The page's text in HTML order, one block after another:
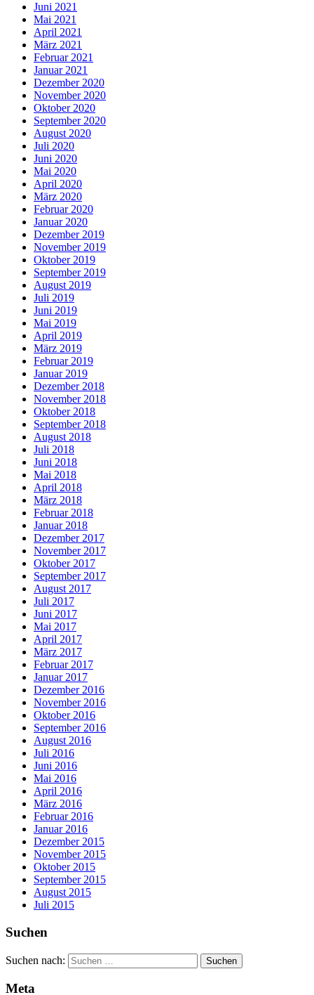
Juni 2021
Mai 2021
April 2021
März 2021
Februar 2021
Januar 2021
Dezember 2020
November 2020
Oktober 2020
September 2020
August 2020
Juli 2020
Juni 2020
Mai 2020
April 2020
März 2020
Februar 2020
Januar 2020
Dezember 2019
November 2019
Oktober 2019
September 2019
August 2019
Juli 2019
Juni 2019
Mai 2019
April 2019
März 2019
Februar 2019
Januar 2019
Dezember 2018
November 2018
Oktober 2018
September 2018
August 2018
Juli 2018
Juni 2018
Mai 2018
April 2018
März 2018
Februar 2018
Januar 2018
Dezember 2017
November 2017
Oktober 2017
September 2017
August 2017
Juli 2017
Juni 2017
Mai 2017
April 2017
März 2017
Februar 2017
Januar 2017
Dezember 2016
November 2016
Oktober 2016
September 2016
August 2016
Juli 2016
Juni 2016
Mai 2016
April 2016
März 2016
Februar 2016
Januar 2016
Dezember 2015
November 2015
Oktober 2015
September 2015
August 2015
Juli 2015
Suchen
Suchen nach:
Meta